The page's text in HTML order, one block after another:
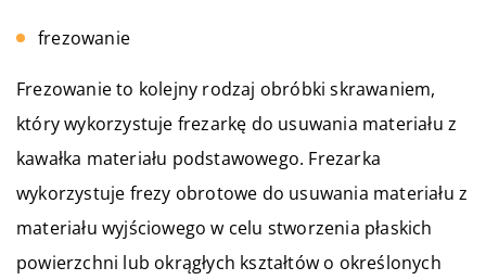
frezowanie
Frezowanie to kolejny rodzaj obróbki skrawaniem,
który wykorzystuje frezarkę do usuwania materiału z
kawałka materiału podstawowego. Frezarka
wykorzystuje frezy obrotowe do usuwania materiału z
materiału wyjściowego w celu stworzenia płaskich
powierzchni lub okrągłych kształtów o określonych